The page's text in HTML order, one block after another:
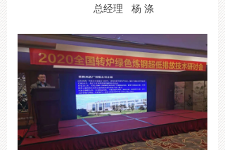
总经理 杨 涤